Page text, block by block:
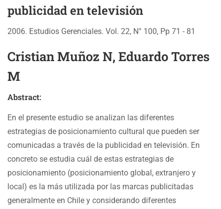
publicidad en televisión
2006. Estudios Gerenciales. Vol. 22, N° 100, Pp 71 - 81
Cristian Muñoz N, Eduardo Torres
M
Abstract:
En el presente estudio se analizan las diferentes
estrategias de posicionamiento cultural que pueden ser
comunicadas a través de la publicidad en televisión. En
concreto se estudia cuál de estas estrategias de
posicionamiento (posicionamiento global, extranjero y
local) es la más utilizada por las marcas publicitadas
generalmente en Chile y considerando diferentes